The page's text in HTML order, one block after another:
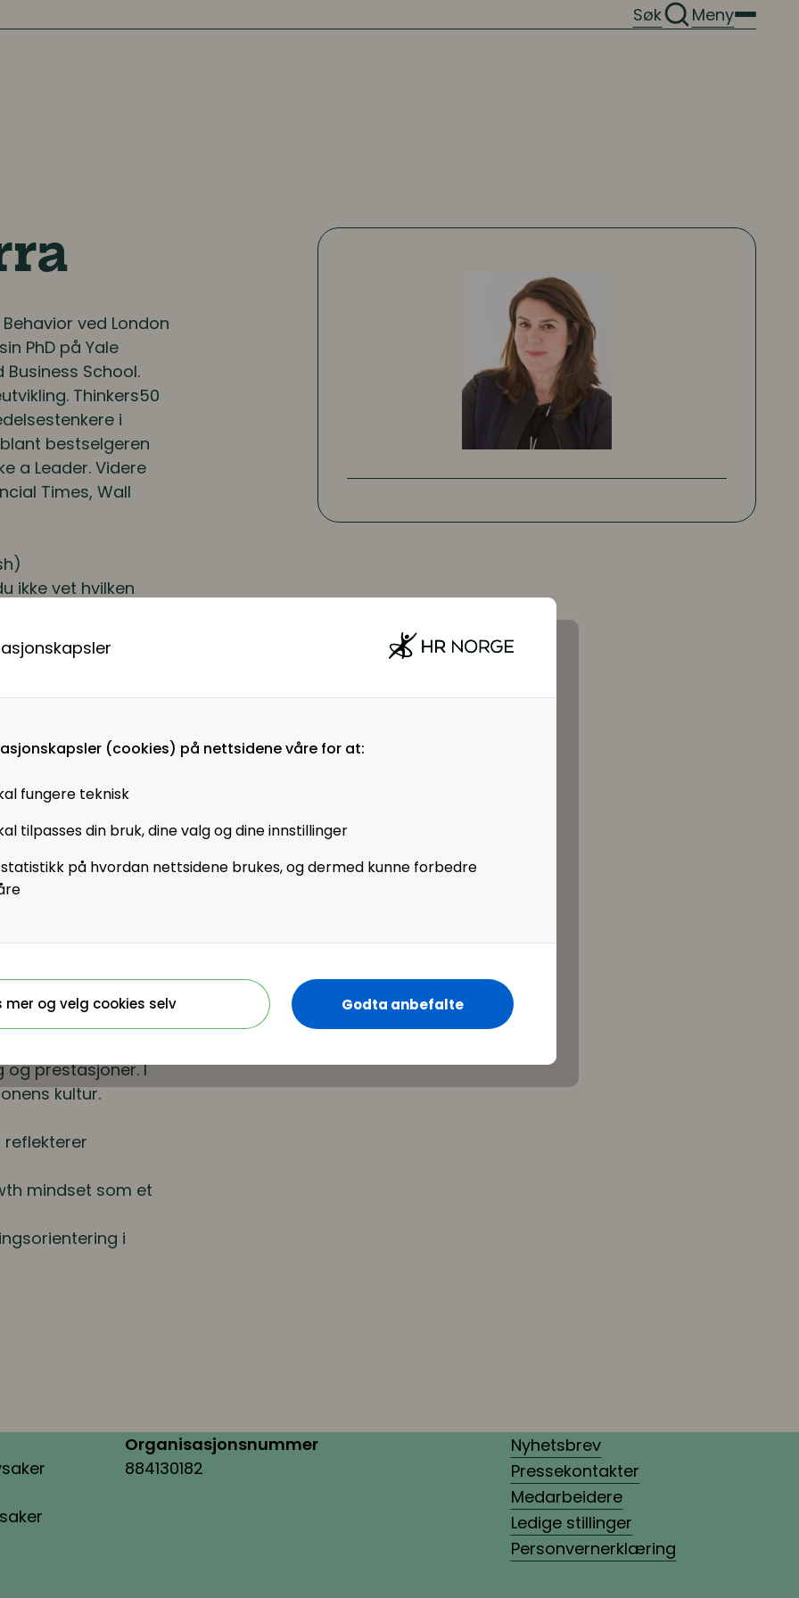
(cookies) på nettsidene våre for at:
fungere teknisk
tilpasses din bruk, dine valg og dine innstillinger
på hvordan nettsidene brukes, og dermed kunne forbedre
mer og velg cookies selv Godta anbefalte
Søk Meny
ved London
PhD på Yale
Business School.
Thinkers50
i
bestselgeren
a Leader. Videre
Times, Wall
ikke vet hvilken
eksperter på ledelse
av ledelse. Hun
på, er gjennom
Ibarra
handle først. Hun
samtidig som du
operative og mer
deg til et bredere
forbi din gamle (og
formes og utvides
til å tro at
har vist seg å
prestasjoner. I
kultur.
mindset som et
i
Organisasjonsnummer
884130182
Nyhetsbrev
Pressekontakter
Medarbeidere
Ledige stillinger
Personvernerklæring